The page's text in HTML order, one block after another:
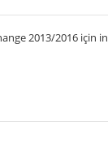
2013/2016